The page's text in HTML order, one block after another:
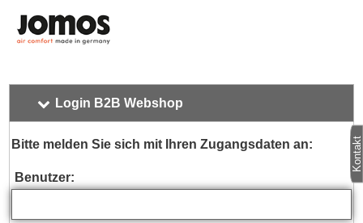
Login B2B Webshop
Bitte melden Sie sich mit Ihren Zugangsdaten an:
Benutzer:
Kontakt